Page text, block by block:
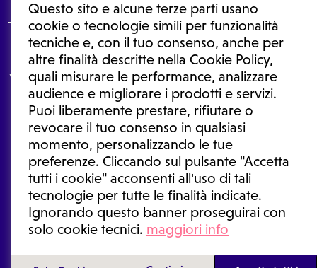
Questo sito e alcune terze parti usano
cookie o tecnologie simili per funzionalità
tecniche e, con il tuo consenso, anche per
altre finalità descritte nella Cookie Policy,
quali misurare le performance, analizzare
audience e migliorare i prodotti e servizi.
Puoi liberamente prestare, rifiutare o
revocare il tuo consenso in qualsiasi
momento, personalizzando le tue
preferenze. Cliccando sul pulsante "Accetta
tutti i cookie" acconsenti all'uso di tali
tecnologie per tutte le finalità indicate.
Ignorando questo banner proseguirai con
solo cookie tecnici. maggiori info
Le informazioni proposte in questo sito non sono un consulto medico.
In nessun caso, queste informazioni sostituiscono un consulto, una
visita o una diagnosi formulata dal medico. Non si devono considerare
le informazioni disponibili come suggerimenti per la formulazione di
una diagnosi, la determinazione di un trattamento o l'assunzione o
sospensione di un farmaco senza prima consultare un medico di
medicina generale o uno specialista.
Condizioni di utilizzo|Privacy Policy |Gestione cookie
Ⓒ 2025 | Tutti i diritti riservati.